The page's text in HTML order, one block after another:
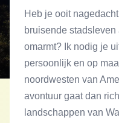
Heb je ooit
bruisende
omarmt? Ik nodig je
persoonlijk en op
noordwesten van
avontuur gaat dan
landschappen van